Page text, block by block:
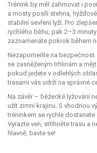
Trénink by měl zahrnovat i
a mosty posílí stehna,
stabilní sevření lyží. Pro
rychlého běhu, pak 2–3
zaznamenáte pokrok během
Nezapomeňte na
se zasněženým trhlinám a
pokud jedete v odlehlých
trasami vás udrží na správné
Na závěr – běžecké lyžování
užít zimní krajinu. S vhodnou
tréninkem se rychle
Vyrazte ven, střihněte trasu a
hlavně, bavte se!